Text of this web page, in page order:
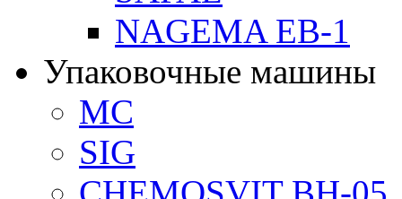
NAGEMA EB-1
Упаковочные машины
MC
SIG